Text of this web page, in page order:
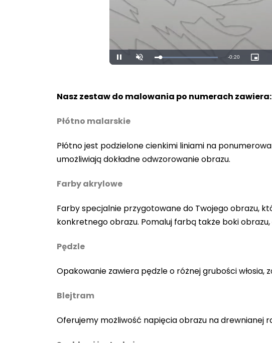
Pause Unmute Loaded:
100.00%
Remaining
-0:18
Picture-
in-
Nasz zestaw do malowania po numerach zawiera:
Płótno malarskie
Płótno jest podzielone cienkimi liniami na
umożliwiają dokładne odwzorowanie obrazu.
Farby akrylowe
Farby specjalnie przygotowane do Twojego obrazu,
konkretnego obrazu. Pomaluj farbą także boki
Pędzle
Opakowanie zawiera pędzle o różnej grubości
Blejtram
Oferujemy możliwość napięcia obrazu na drewnianej